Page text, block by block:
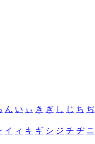
ん い ぃ き ぎ し じ ち ぢ
イ ィ キ ギ シ ジ チ ヂ ニ